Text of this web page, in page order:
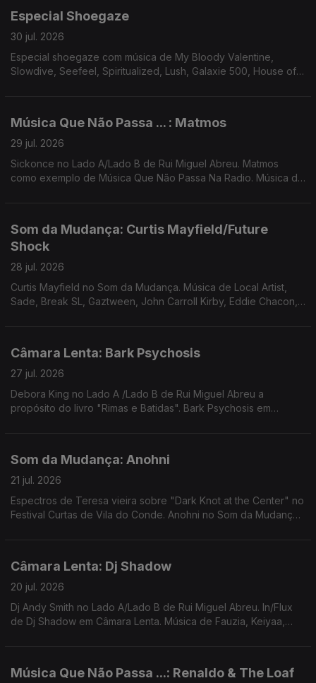
Especial Shoegaze
30 jul. 2026
Especial shoegaze com música de My Bloody Valentine,
Slowdive, Seefeel, Spiritualized, Lush, Galaxie 500, House of
Música Que Não Passa ... : Matmos
29 jul. 2026
Sickonce no Lado A/Lado B de Rui Miguel Abreu. Matmos
como exemplo de Música Que Não Passa Na Radio. Música de
Som da Mudança: Curtis Mayfield/Future
Shock
28 jul. 2026
Curtis Mayfield no Som da Mudança. Música de Local Artist,
Sade, Break SL, Gaztween, John Carroll Kirby, Eddie Chacon,
Câmara Lenta: Bark Psychosis
27 jul. 2026
Debora King no Lado A /Lado B de Rui Miguel Abreu a
propósito do livro "Rimas e Batidas". Bark Psychosis em
Som da Mudança: Anohni
21 jul. 2026
Espectros de Teresa vieira sobre "Dark Knot at the Center" no
Festival Curtas de Vila do Conde. Anohni no Som da Mudança.
Câmara Lenta: Dj Shadow
20 jul. 2026
Dj Andy Smith no Lado A/Lado B de Rui Miguel Abreu. In/Flux
de Dj Shadow em Câmara Lenta. Música de Fauzia, Keiyaa,
Música Que Não Passa ...: Renaldo & The Loaf